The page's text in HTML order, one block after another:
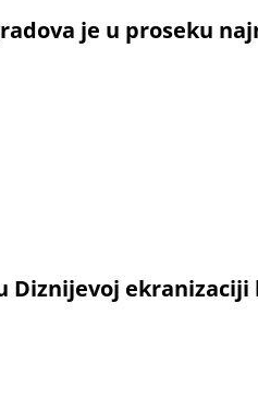
je u proseku
Diznijevoj ekranizaciji